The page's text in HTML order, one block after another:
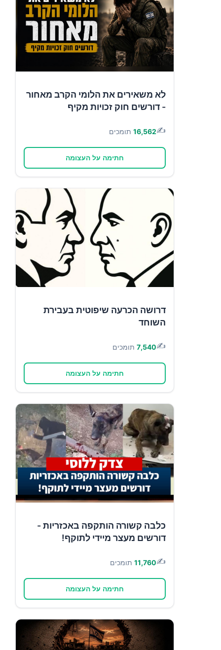
לא משאירים את הלומי הקרב מאחור
- דורשים חוק זכויות מקיף
✍️
16,562 תומכים
חתימה על העצומה
דרושה הכרעה שיפוטית בעבירת
השוחד
✍️
7,540 תומכים
חתימה על העצומה
כלבה קשורה הותקפה באכזריות -
דורשים מעצר מיידי לתוקף!
✍️
11,760 תומכים
חתימה על העצומה